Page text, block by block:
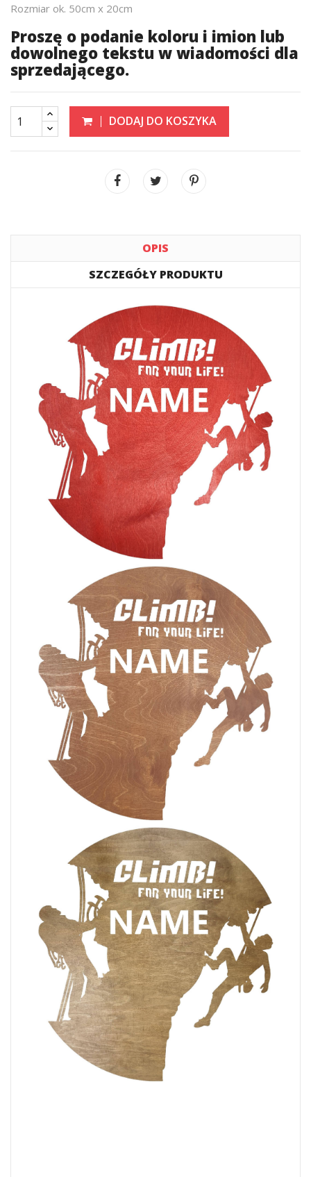
Rozmiar ok. 50cm x 20cm
Proszę o podanie koloru i imion lub
dowolnego tekstu w wiadomości dla
sprzedającego.
DODAJ DO KOSZYKA
OPIS
SZCZEGÓŁY PRODUKTU